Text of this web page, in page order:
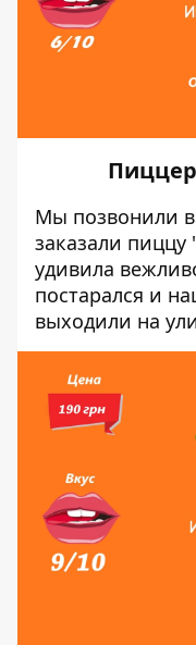
Мы позвонили в
заказали пиццу
удивила
постарался и
выходили на